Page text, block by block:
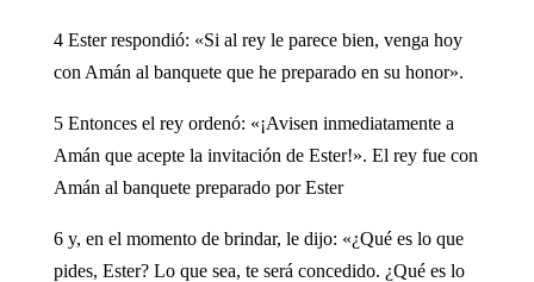
4 Ester respondió: «Si al rey le parece bien, venga hoy
con Amán al banquete que he preparado en su honor».
5 Entonces el rey ordenó: «¡Avisen inmediatamente a
Amán que acepte la invitación de Ester!». El rey fue con
Amán al banquete preparado por Ester
6 y, en el momento de brindar, le dijo: «¿Qué es lo que
pides, Ester? Lo que sea, te será concedido. ¿Qué es lo